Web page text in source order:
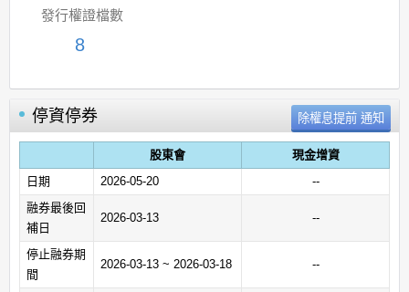
發行權證檔數
8
停資停券
股東會
現金增資
日期
2026-05-20
--
融券最後回
補日
2026-03-13 --
停止融券期
間
2026-03-13 ~ 2026-03-18 --